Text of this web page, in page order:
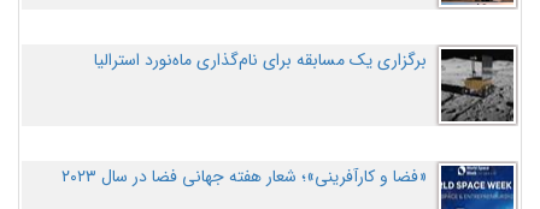
برگزاری یک مسابقه برای نام‌گذاری ماه‌نورد استرالیا
«فضا و کارآفرینی»؛ شعار هفته جهانی فضا در سال ۲۰۲۳